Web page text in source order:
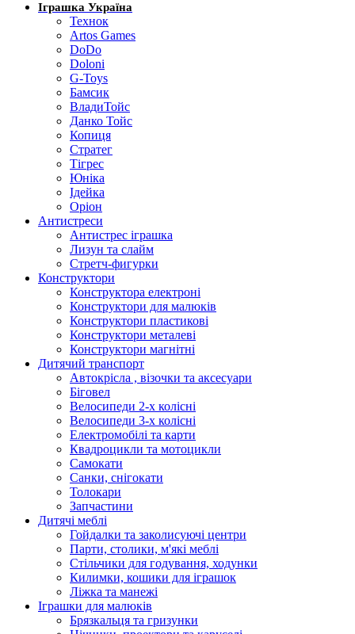
Іграшка Україна
Технок
Artos Games
DoDo
Doloni
G-Toys
Бамсик
ВладиТойс
Данко Тойс
Копиця
Стратег
Тігрес
Юніка
Ідейка
Оріон
Антистреси
Антистрес іграшка
Лизун та слайм
Стретч-фигурки
Конструктори
Конструктора електроні
Конструктори для малюків
Конструктори пластикові
Конструктори металеві
Конструктори магнітні
Дитячий транспорт
Автокрісла , візочки та аксесуари
Біговел
Велосипеди 2-х колісні
Велосипеди 3-х колісні
Електромобілі та карти
Квадроцикли та мотоцикли
Самокати
Санки, снігокати
Толокари
Запчастини
Дитячі меблі
Гойдалки та заколисуючі центри
Парти, столики, м'які меблі
Стільчики для годування, ходунки
Килимки, кошики для іграшок
Ліжка та манежі
Іграшки для малюків
Брязкальця та гризунки